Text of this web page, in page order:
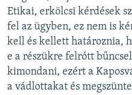
Etikai, erkölcsi kérdések
fel az ügyben, ez nem is
kell és kellett határoznia,
e a részükre felrótt
kimondani, ezért a
a vádlottakat és